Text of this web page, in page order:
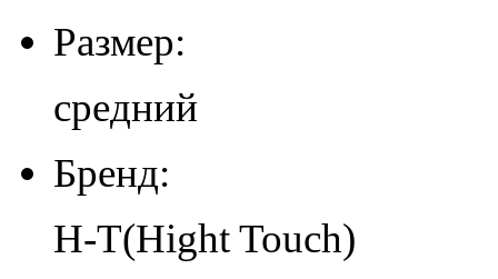
Размер:
средний
Бренд:
H-T(Hight Touch)